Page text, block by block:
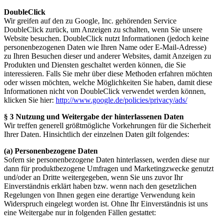
DoubleClick
Wir greifen auf den zu Google, Inc. gehörenden Service
DoubleClick zurück, um Anzeigen zu schalten, wenn Sie unsere
Website besuchen. DoubleClick nutzt Informationen (jedoch keine
personenbezogenen Daten wie Ihren Name oder E-Mail-Adresse)
zu Ihren Besuchen dieser und anderer Websites, damit Anzeigen zu
Produkten und Diensten geschaltet werden können, die Sie
interessieren. Falls Sie mehr über diese Methoden erfahren möchten
oder wissen möchten, welche Möglichkeiten Sie haben, damit diese
Informationen nicht von DoubleClick verwendet werden können,
klicken Sie hier: http://www.google.de/policies/privacy/ads/
§ 3 Nutzung und Weitergabe der hinterlassenen Daten
Wir treffen generell größtmögliche Vorkehrungen für die Sicherheit
Ihrer Daten. Hinsichtlich der einzelnen Daten gilt folgendes:
(a) Personenbezogene Daten
Sofern sie personenbezogene Daten hinterlassen, werden diese nur
dann für produktbezogene Umfragen und Marketingzwecke genutzt
und/oder an Dritte weitergegeben, wenn Sie uns zuvor Ihr
Einverständnis erklärt haben bzw. wenn nach den gesetzlichen
Regelungen von Ihnen gegen eine derartige Verwendung kein
Widerspruch eingelegt worden ist. Ohne Ihr Einverständnis ist uns
eine Weitergabe nur in folgenden Fällen gestattet: